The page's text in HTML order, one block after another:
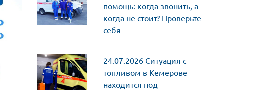
помощь: когда звонить, а
когда не стоит? Проверьте
себя
24.07.2026 Ситуация с
топливом в Кемерове
находится под